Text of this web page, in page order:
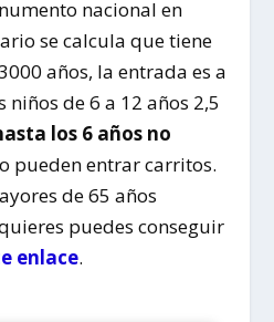
nacional en
se calcula que tiene
años, la entrada es a
de 6 a 12 años 2,5
los 6 años no
pueden entrar carritos.
de 65 años
puedes conseguir
enlace.